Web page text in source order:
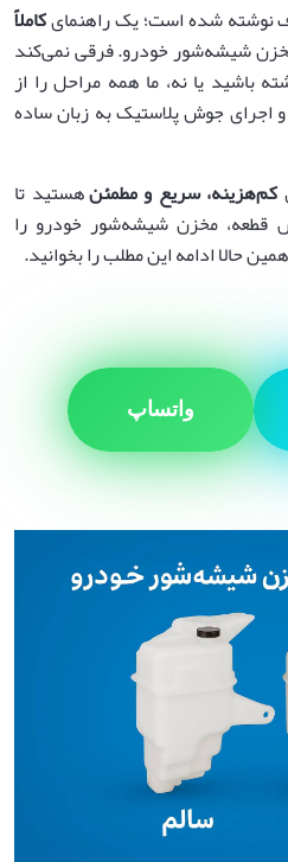
نوشته شده است؛ یک راهنمایکاملاً
شیشه‌شور خودرو. فرقی نمی‌کند
باشید یا نه، ما همه مراحل را از
اجرای جوش پلاستیک به زبان ساده
کم‌هزینه، سریع و مطمئنهستید تا
قطعه، مخزن شیشه‌شور خودرو را
حالا ادامه این مطلب را بخوانید.
واتساپ